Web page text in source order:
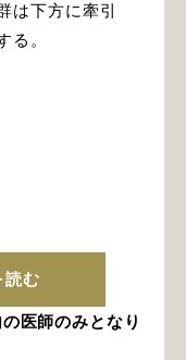
は下方に牽引
る。
読む
医師のみとなり